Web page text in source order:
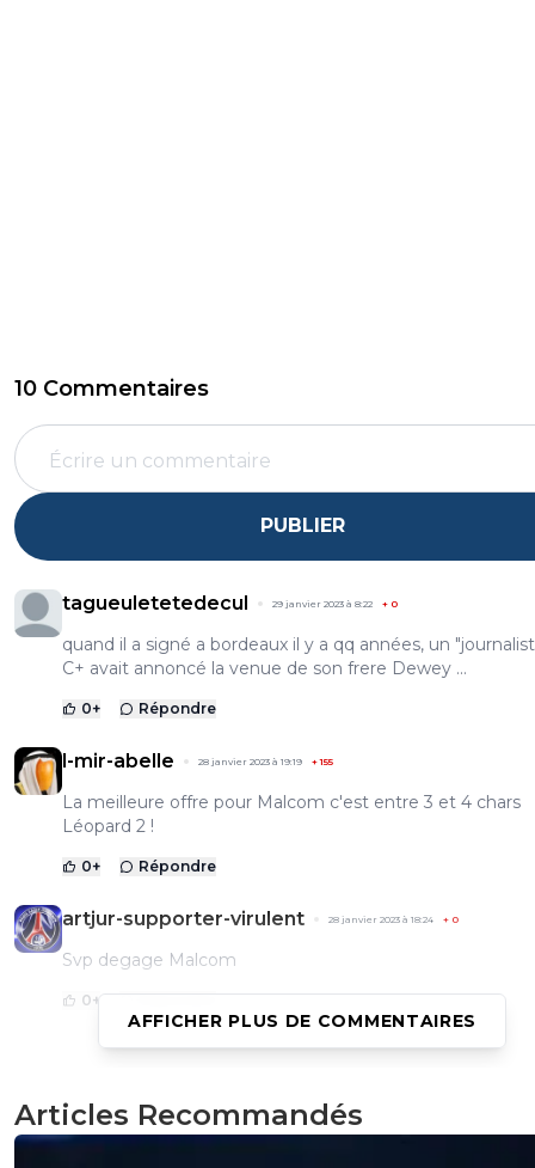
10 Commentaires
PUBLIER
tagueuletetedecul 29 janvier 2023 à 8:22 + 0
quand il a signé a bordeaux il y a qq années, un
C+ avait annoncé la venue de son frere Dewey ...
0+ Répondre
l-mir-abelle 28 janvier 2023 à 19:19 +155
La meilleure offre pour Malcom c'est entre 3 et 4 chars
Léopard 2 !
0+ Répondre
artjur-supporter-virulent 28 janvier 2023 à 18:24 + 0
Svp degage Malcom
0+ Répondre
C'est pas le club qui nous avait enculé déjà bien profond
un certain Antero Henrique) avec Paredes?J'crois que
AFFICHER PLUS DE COMMENTAIRES
Articles Recommandés